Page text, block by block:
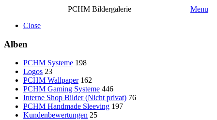
PCHM Bildergalerie
Menu
Close
Alben
PCHM Systeme 198
Logos 23
PCHM Wallpaper 162
PCHM Gaming Systeme 446
Interne Shop Bilder (Nicht privat) 76
PCHM Handmade Sleeving 197
Kundenbewertungen 25